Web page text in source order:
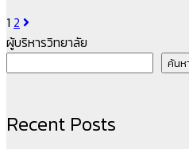
Posts
pagination
1 2
ผู้บริหารวิทยาลัย
ค้นห
Recent Posts